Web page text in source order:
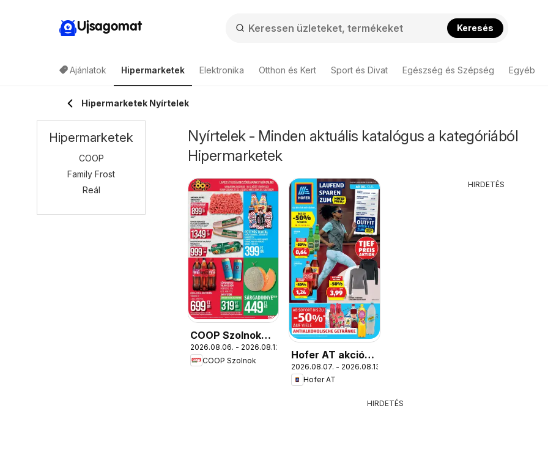
Ujsagomat Keresés
Ajánlatok Hipermarketek Elektronika Otthon és Kert Sport és Divat Egészség és Szépség Egyéb
Hipermarketek Nyírtelek
Nyírtelek - Minden aktuális katalógus a kategóriából
Hipermarketek
COOP Szolnok
akciós újság
Debrecen
2026.08.06. - 2026.08.12.
COOP Szolnok
Hofer AT akciós
újság
2026.08.07. - 2026.08.13.
Hofer AT
HIRDETÉS
HIRDETÉS
Hipermarketek
COOP
Family Frost
Reál